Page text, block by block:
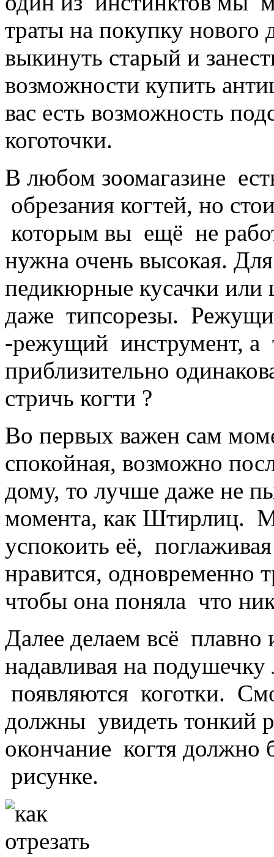
траты на покупку нового
выкинуть старый и
возможности купить
вас есть возможность
коготочки.
В любом зоомагазине
обрезания когтей, но
которым вы ещё не
нужна очень высокая.
педикюрные кусачки
даже типсорезы.
-режущий инструмент, а
приблизительно
стричь когти ?
Во первых важен сам
спокойная, возможно
дому, то лучше даже не
момента, как Штирлиц.
успокоить её,
нравится, одновременно
чтобы она поняла что
Далее делаем всё плавно
надавливая на
появляются коготки.
должны увидеть тонкий
окончание когтя должно
рисунке.